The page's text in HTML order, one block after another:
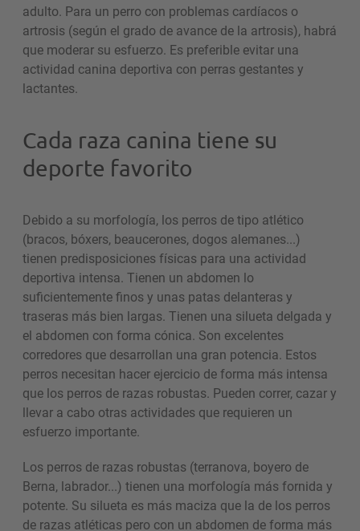
adulto. Para un perro con problemas cardíacos o
artrosis (según el grado de avance de la artrosis), habrá
que moderar su esfuerzo. Es preferible evitar una
actividad canina deportiva con perras gestantes y
lactantes.
Cada raza canina tiene su
deporte favorito
Debido a su morfología, los perros de tipo atlético
(bracos, bóxers, beaucerones, dogos alemanes...)
tienen predisposiciones físicas para una actividad
deportiva intensa. Tienen un abdomen lo
suficientemente finos y unas patas delanteras y
traseras más bien largas. Tienen una silueta delgada y
el abdomen con forma cónica. Son excelentes
corredores que desarrollan una gran potencia. Estos
perros necesitan hacer ejercicio de forma más intensa
que los perros de razas robustas. Pueden correr, cazar y
llevar a cabo otras actividades que requieren un
esfuerzo importante.
Los perros de razas robustas (terranova, boyero de
Berna, labrador...) tienen una morfología más fornida y
potente. Su silueta es más maciza que la de los perros
de razas atléticas pero con un abdomen de forma más